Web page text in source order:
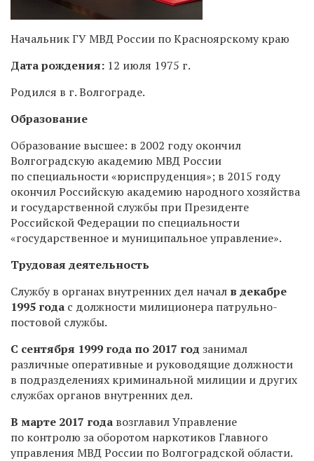
Начальник ГУ МВД России по Красноярскому краю
Дата рождения: 12 июля 1975 г.
Родился в г. Волгограде.
Образование
Образование высшее: в 2002 году окончил
Волгоградскую академию МВД России
по специальности «юриспруденция»; в 2015 году
окончил Российскую академию народного хозяйства
и государственной службы при Президенте
Российской Федерации по специальности
«государственное и муниципальное управление».
Трудовая деятельность
Службу в органах внутренних дел начал в декабре
1995 года с должности милиционера патрульно-
постовой службы.
С сентября 1999 года по 2017 год занимал
различные оперативные и руководящие должности
в подразделениях криминальной милиции и других
службах органов внутренних дел.
В марте 2017 года возглавил Управление
по контролю за оборотом наркотиков Главного
управления МВД России по Волгоградской области.